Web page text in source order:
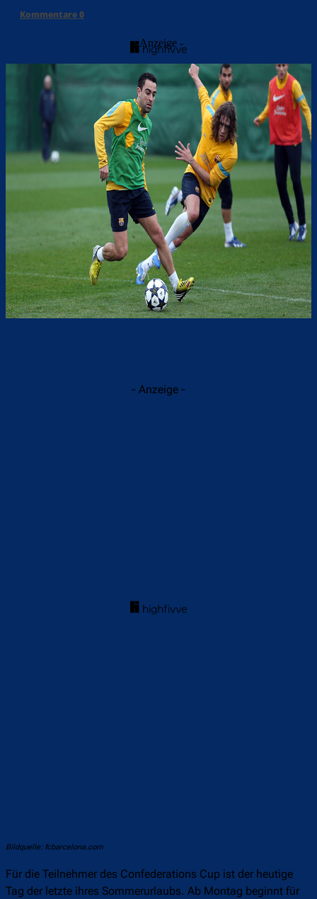
Kommentare0
- Anzeige -
- Anzeige -
Bildquelle: fcbarcelona.com
Für die Teilnehmer des Confederations Cup ist der heutige
Tag der letzte ihres Sommerurlaubs. Ab Montag beginnt für